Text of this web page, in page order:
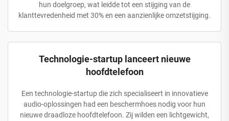
hun doelgroep, wat leidde tot een stijging van de
klanttevredenheid met 30% en een aanzienlijke omzetstijging.
Technologie-startup lanceert nieuwe
hoofdtelefoon
Een technologie-startup die zich specialiseert in innovatieve
audio-oplossingen had een beschermhoes nodig voor hun
nieuwe draadloze hoofdtelefoon. Zij wilden een lichtgewicht,